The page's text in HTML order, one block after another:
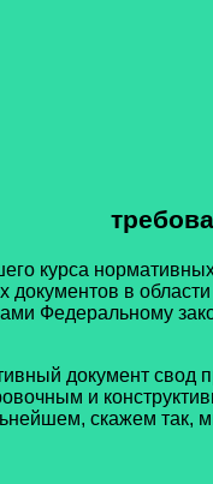
нормативных
в
Федеральному
документ свод
и
скажем